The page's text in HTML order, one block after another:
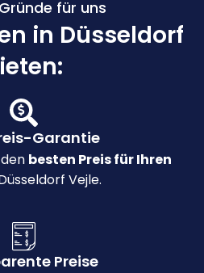
für uns
in Düsseldorf
Garantie
besten Preis für Ihren
Vejle.
Preise